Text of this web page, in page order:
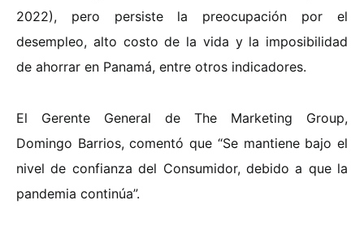
2022), pero persiste la preocupación por el
desempleo, alto costo de la vida y la imposibilidad
de ahorrar en Panamá, entre otros indicadores.
El Gerente General de The Marketing Group,
Domingo Barrios, comentó que “Se mantiene bajo el
nivel de confianza del Consumidor, debido a que la
pandemia continúa”.